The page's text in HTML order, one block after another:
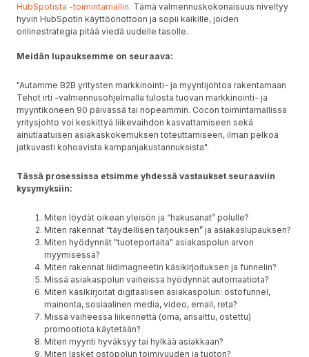
HubSpotista -toimintamallin. Tämä valmennuskokonaisuus niveltyy
hyvin HubSpotin käyttöönottoon ja sopii kaikille, joiden
onlinestrategia pitää viedä uudelle tasolle.
Meidän lupauksemme on seuraava:
"Autamme B2B yritysten markkinointi- ja myyntijohtoa rakentamaan
Tehot irti -valmennusohjelmalla tulosta tuovan markkinointi- ja
myyntikoneen 90 päivässä tai nopeammin. Cocon toimintamallissa
yritysjohto voi keskittyä liikevaihdon kasvattamiseen sekä
ainutlaatuisen asiakaskokemuksen toteuttamiseen, ilman pelkoa
jatkuvasti kohoavista kampanjakustannuksista".
Tässä prosessissa etsimme yhdessä vastaukset seuraaviin
kysymyksiin:
Miten löydät oikean yleisön ja “hakusanat” polulle?
Miten rakennat “täydellisen tarjouksen” ja asiakaslupauksen?
Miten hyödynnät "tuoteportaita" asiakaspolun arvon
myymisessä?
Miten rakennat liidimagneetin käsikirjoituksen ja funnelin?
Missä asiakaspolun vaiheissa hyödynnät automaatiota?
Miten käsikirjoitat digitaalisen asiakaspolun: ostofunnel,
mainonta, sosiaalinen media, video, email, reta?
Missä vaiheessa liikennettä (oma, ansaittu, ostettu)
promootiota käytetään?
Miten myynti hyväksyy tai hylkää asiakkaan?
Miten lasket ostopolun toimivuuden ja tuoton?